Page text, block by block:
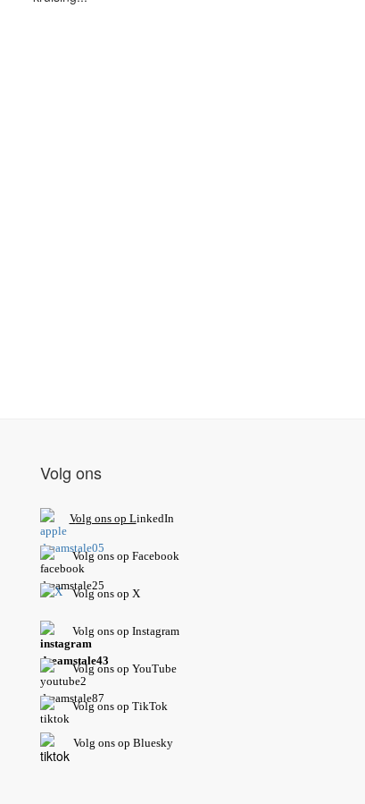
Volg ons
Volg ons op LinkedIn
Volg ons op Facebook
Volg ons op X
Volg ons op Instagram
Volgons op YouTube
Volg ons op TikTok
Volg ons op Bluesky